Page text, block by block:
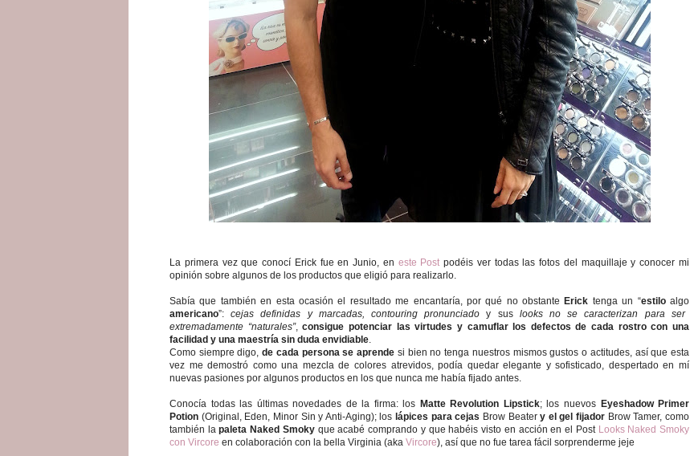
La primera vez que conocí Erick fue en Junio, en este Post podéis ver todas las fotos del maquillaje y conocer mi
opinión sobre algunos de los productos que eligió para realizarlo.
Sabía que también en esta ocasión el resultado me encantaría, por qué no obstanteErick tenga un “estiloalgo
americano”:cejas definidas y marcadas, contouring pronunciado y sus looks no se caracterizan para ser
extremadamente “naturales”,consigue potenciar las virtudes y camuflar los defectos de cada rostro con una
facilidad y una maestría sin duda envidiable
Como siempre digo,de cada persona se aprende si bien no tenga nuestros mismos gustos o actitudes, así que esta
vez me demostró como una mezcla de colores atrevidos, podía quedar elegante y sofisticado, despertado en mí
nuevas pasiones por algunos productos en los que nunca me había fijado antes.
Conocía todas las últimas novedades de la firma: los Matte Revolution Lipstick; los nuevos Eyeshadow Primer
Potion (Original, Eden, Minor Sin y Anti-Aging); loslápices para cejas Brow Beatery el gel fijador Brow Tamer, como
también lapaleta Naked Smokyque acabé comprando y que habéis visto en acción en el Post Looks Naked Smoky
con Vircore en colaboración con la bella Virginia (aka Vircore), así que no fue tarea fácil sorprenderme jeje